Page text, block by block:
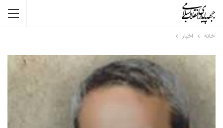
خانه اخبار